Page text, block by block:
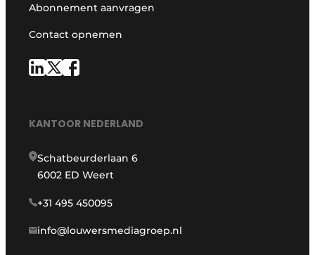
Abonnement aanvragen
Contact opnemen
KANTOOR NEDERLAND
Schatbeurderlaan 6
6002 ED Weert
+31 495 450095
info@louwersmediagroep.nl